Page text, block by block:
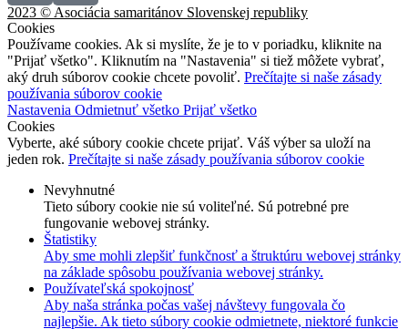
2023 © Asociácia samaritánov Slovenskej republiky
Cookies
Používame cookies. Ak si myslíte, že je to v poriadku, kliknite na
"Prijať všetko". Kliknutím na "Nastavenia" si tiež môžete vybrať,
aký druh súborov cookie chcete povoliť. Prečítajte si naše zásady
používania súborov cookie
Nastavenia Odmietnuť všetko Prijať všetko
Cookies
Vyberte, aké súbory cookie chcete prijať. Váš výber sa uloží na
jeden rok. Prečítajte si naše zásady používania súborov cookie
Nevyhnutné
Tieto súbory cookie nie sú voliteľné. Sú potrebné pre
fungovanie webovej stránky.
Štatistiky
Aby sme mohli zlepšiť funkčnosť a štruktúru webovej stránky
na základe spôsobu používania webovej stránky.
Používateľská spokojnosť
Aby naša stránka počas vašej návštevy fungovala čo
najlepšie. Ak tieto súbory cookie odmietnete, niektoré funkcie